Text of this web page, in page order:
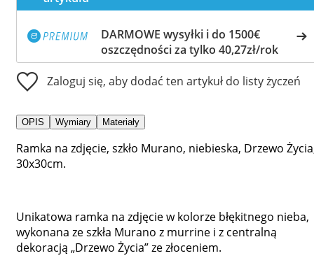
DARMOWE wysyłki i do 1500€
oszczędności za tylko 40,27zł/rok
Zaloguj się, aby dodać ten artykuł do listy życzeń
OPIS Wymiary Materiały
Ramka na zdjęcie, szkło Murano, niebieska, Drzewo
30x30cm.
Unikatowa ramka na zdjęcie w kolorze błękitnego nieba,
wykonana ze szkła Murano z murrine i z centralną
dekoracją „Drzewo Życia” ze złoceniem.